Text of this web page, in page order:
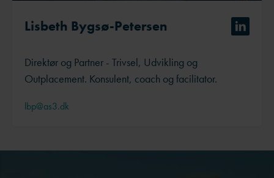
Lisbeth Bygsø-Petersen
Direktør og Partner - Trivsel, Udvikling og
Outplacement. Konsulent, coach og facilitator.
lbp@as3.dk